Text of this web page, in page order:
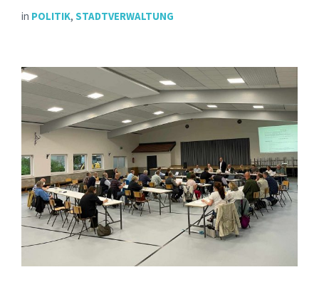
in POLITIK, STADTVERWALTUNG